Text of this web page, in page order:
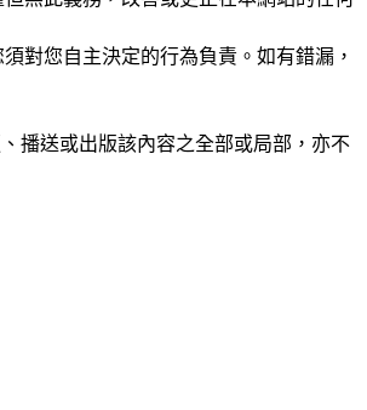
對您自主決定的行為負責。如有錯漏，
播送或出版該內容之全部或局部，亦不